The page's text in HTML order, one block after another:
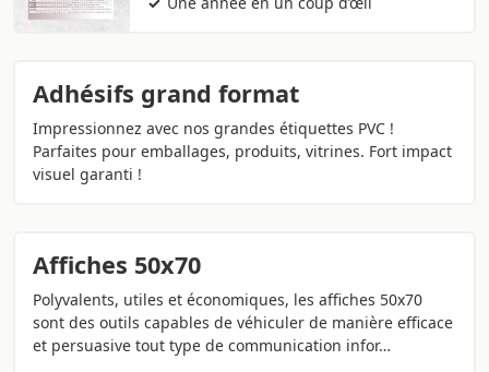
Adhésifs grand format
Impressionnez avec nos grandes étiquettes PVC !
Parfaites pour emballages, produits, vitrines. Fort impact
visuel garanti !
Affiches 50x70
Polyvalents, utiles et économiques, les affiches 50x70
sont des outils capables de véhiculer de manière efficace
et persuasive tout type de communication infor…